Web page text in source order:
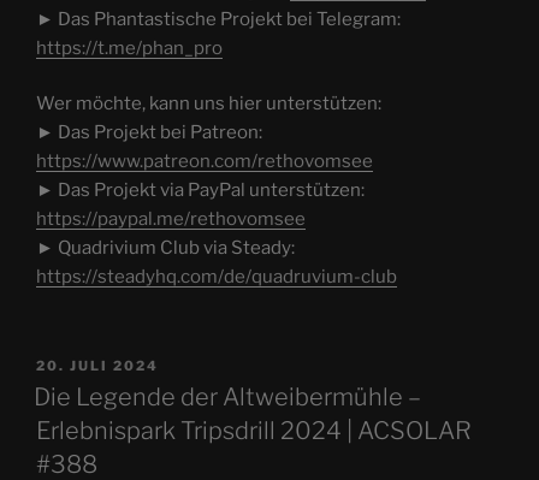
► Das Phantastische Projekt bei Telegram:
https://t.me/phan_pro
Wer möchte, kann uns hier unterstützen:
► Das Projekt bei Patreon:
https://www.patreon.com/rethovomsee
► Das Projekt via PayPal unterstützen:
https://paypal.me/rethovomsee
► Quadrivium Club via Steady:
https://steadyhq.com/de/quadruvium-club
VERÖFFENTLICHT
AM
20. JULI 2024
Die Legende der Altweibermühle –
Erlebnispark Tripsdrill 2024 | ACSOLAR
#388